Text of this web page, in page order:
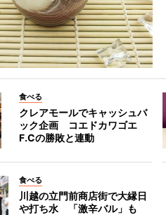
食べる
クレアモールでキャッシュバ
ック企画 コエドカワゴエ
F.Cの勝敗と連動
食べる
川越の立門前商店街で大縁日
や打ち水 「激辛バル」も